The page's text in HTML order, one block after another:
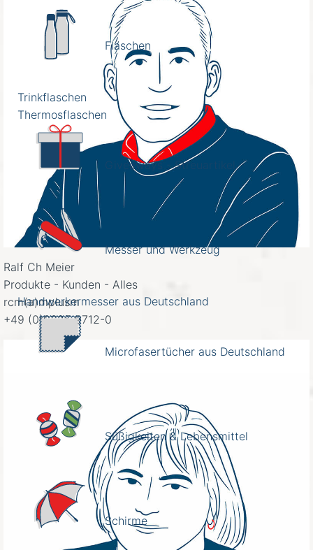
Flaschen
Trinkflaschen
Thermosflaschen
Giveaways - Streuartikel
Messer und Werkzeug
Handwerkermesser aus Deutschland
Microfasertücher aus Deutschland
Süßigkeiten & Lebensmittel
Schirme
Ralf Ch Meier
Produkte - Kunden - Alles
rcm(a)mplusm
+49 (0)9325 9712-0